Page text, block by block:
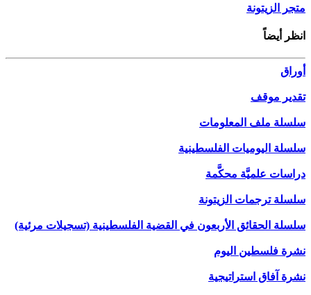
متجر الزيتونة
انظر أيضاً
أوراق
تقدير موقف
سلسلة ملف المعلومات
سلسلة اليوميات الفلسطينية
دراسات علميَّة محكَّمة
سلسلة ترجمات الزيتونة
سلسلة الحقائق الأربعون في القضية الفلسطينية (تسجيلات مرئية)
نشرة فلسطين اليوم
نشرة آفاق استراتيجية